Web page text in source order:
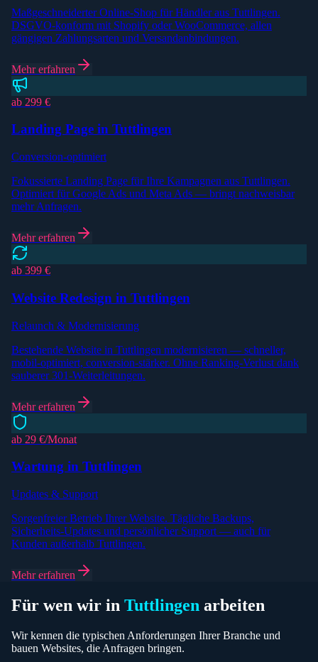
Maßgeschneiderter Online-Shop für Händler aus Tuttlingen.
DSGVO-konform mit Shopify oder WooCommerce, allen
gängigen Zahlungsarten und Versandanbindungen.
Mehr erfahren
ab 299 €
Landing Page in Tuttlingen
Conversion-optimiert
Fokussierte Landing Page für Ihre Kampagnen aus Tuttlingen.
Optimiert für Google Ads und Meta Ads — bringt nachweisbar
mehr Anfragen.
Mehr erfahren
ab 399 €
Website Redesign in Tuttlingen
Relaunch & Modernisierung
Bestehende Website in Tuttlingen modernisieren — schneller,
mobil-optimiert, conversion-stärker. Ohne Ranking-Verlust dank
sauberer 301-Weiterleitungen.
Mehr erfahren
ab 29 €/Monat
Wartung in Tuttlingen
Updates & Support
Sorgenfreier Betrieb Ihrer Website. Tägliche Backups,
Sicherheits-Updates und persönlicher Support — auch für
Kunden außerhalb Tuttlingen.
Mehr erfahren
Für wen wir in Tuttlingen arbeiten
Wir kennen die typischen Anforderungen Ihrer Branche und
bauen Websites, die Anfragen bringen.